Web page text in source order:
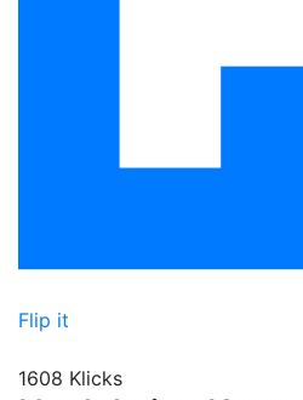
Flip it
1608 Klicks